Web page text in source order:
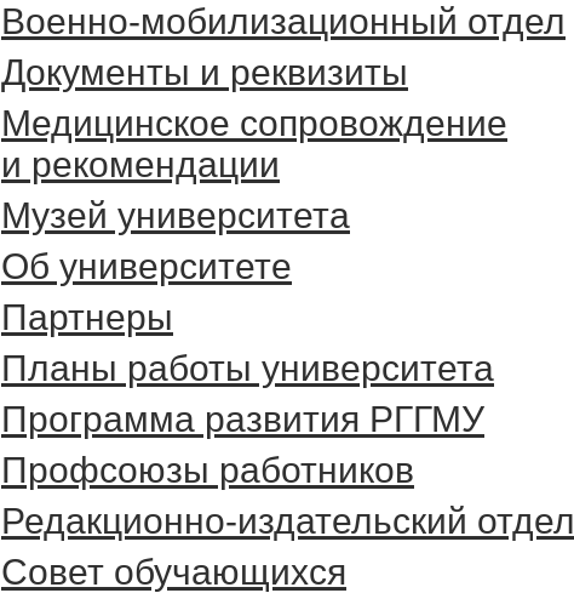
Военно-мобилизационный отдел
Документы и реквизиты
Медицинское сопровождение
и рекомендации
Музей университета
Об университете
Партнеры
Планы работы университета
Программа развития РГГМУ
Профсоюзы работников
Редакционно-издательский отдел
Cовет обучающихся